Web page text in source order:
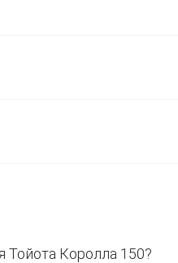
Тойота Королла 150?